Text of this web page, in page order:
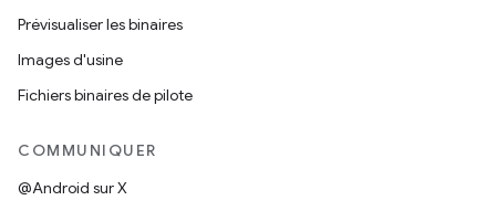
Prévisualiser les binaires
Images d'usine
Fichiers binaires de pilote
COMMUNIQUER
@Android sur X